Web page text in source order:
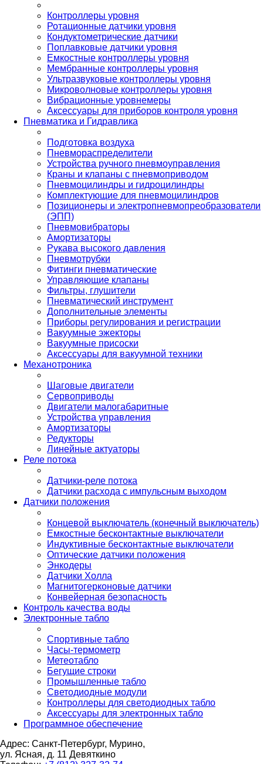
Контроллеры уровня
Ротационные датчики уровня
Кондуктометрические датчики
Поплавковые датчики уровня
Емкостные контроллеры уровня
Мембранные контроллеры уровня
Ультразвуковые контроллеры уровня
Микроволновые контроллеры уровня
Вибрационные уровнемеры
Аксессуары для приборов контроля уровня
Пневматика и Гидравлика
Подготовка воздуха
Пневмораспределители
Устройства ручного пневмоуправления
Краны и клапаны с пневмоприводом
Пневмоцилиндры и гидроцилиндры
Комплектующие для пневмоцилиндров
Позиционеры и электропневмопреобразователи
(ЭПП)
Пневмовибраторы
Амортизаторы
Рукава высокого давления
Пневмотрубки
Фитинги пневматические
Управляющие клапаны
Фильтры, глушители
Пневматический инструмент
Дополнительные элементы
Приборы регулирования и регистрации
Вакуумные эжекторы
Вакуумные присоски
Аксессуары для вакуумной техники
Механотроника
Шаговые двигатели
Сервоприводы
Двигатели малогабаритные
Устройства управления
Амортизаторы
Редукторы
Линейные актуаторы
Реле потока
Датчики-реле потока
Датчики расхода с импульсным выходом
Датчики положения
Концевой выключатель (конечный выключатель)
Емкостные бесконтактные выключатели
Индуктивные бесконтактные выключатели
Оптические датчики положения
Энкодеры
Датчики Холла
Магнитогерконовые датчики
Конвейерная безопасность
Контроль качества воды
Электронные табло
Спортивные табло
Часы-термометр
Метеотабло
Бегущие строки
Промышленные табло
Светодиодные модули
Контроллеры для светодиодных табло
Аксессуары для электронных табло
Программное обеспечение
Адрес: Санкт-Петербург, Мурино,
ул. Ясная, д. 11 Девяткино